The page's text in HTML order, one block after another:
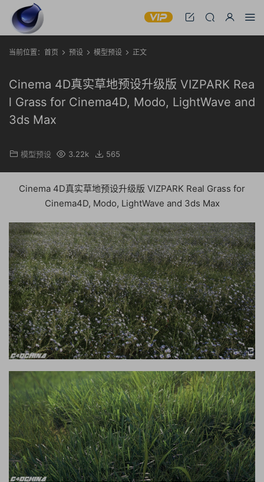
当前位置： 首页 预设 模型预设 正文
Cinema 4D真实草地预设升级版 VIZPARK Rea
l Grass for Cinema4D, Modo, LightWave and
3ds Max
模型预设 3.22k 565
Cinema 4D真实草地预设升级版 VIZPARK Real Grass for
Cinema4D, Modo, LightWave and 3ds Max